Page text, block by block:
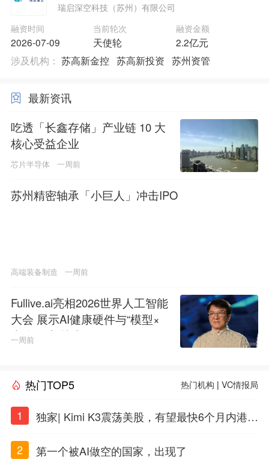
瑞启深空科技（苏州）有限公司
融资时间
2026-07-09
当前轮次
天使轮
融资金额
2.2亿元
涉及机构： 苏高新金控 苏高新投资 苏州资管
最新资讯
吃透「长鑫存储」产业链 10 大
核心受益企业
芯片半导体 一周前
苏州精密轴承「小巨人」冲击IPO
高端装备制造 一周前
Fullive.ai亮相2026世界人工智能
大会 展示AI健康硬件与“模型×
本体”创新技术路径
一周前
热门TOP5 热门机构 |VC情报局
1
独家| Kimi K3震荡美股，有望最快6个月内港股
2
第一个被AI做空的国家，出现了